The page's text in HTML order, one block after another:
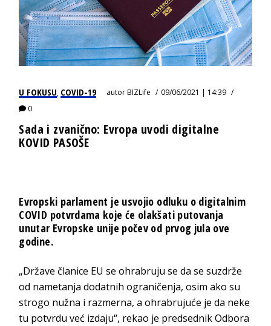
U FOKUSU, COVID-19 autorBIZLife
09/06/2021 | 14:39
0
Sada i zvanično: Evropa uvodi digitalne
KOVID PASOŠE
Evropski parlament je usvojio odluku o digitalnim
COVID potvrdama koje će olakšati putovanja
unutar Evropske unije počev od prvog jula ove
godine.
„Države članice EU se ohrabruju se da se suzdrže
od nametanja dodatnih ograničenja, osim ako su
strogo nužna i razmerna, a ohrabrujuće je da neke
tu potvrdu već izdaju“, rekao je predsednik Odbora